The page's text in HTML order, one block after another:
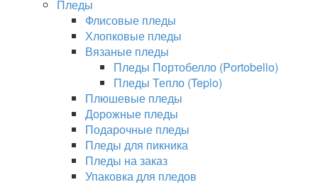
Пледы
Флисовые пледы
Хлопковые пледы
Вязаные пледы
Пледы Портобелло (Portobello)
Пледы Тепло (Teplo)
Плюшевые пледы
Дорожные пледы
Подарочные пледы
Пледы для пикника
Пледы на заказ
Упаковка для пледов